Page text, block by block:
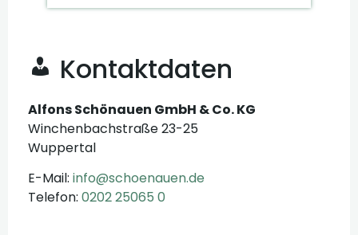
Kontaktdaten
Alfons Schönauen GmbH & Co. KG
Winchenbachstraße 23-25
Wuppertal
E-Mail: info@schoenauen.de
Telefon: 0202 25065 0